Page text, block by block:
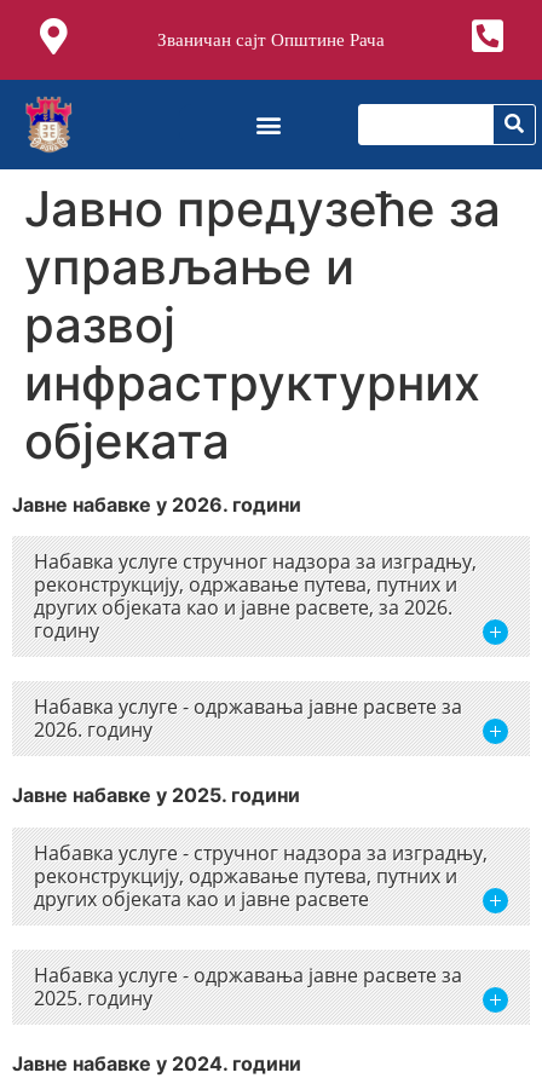
Званичан сајт Општине Рача
Jавно предузеће за
управљање и
развој
инфраструктурних
објеката
Јавне набавке у 2026. години
Набавка услуге стручног надзора за изградњу,
реконструкцију, одржавање путева, путних и
других објеката као и јавне расвете, за 2026.
годину
Набавка услуге - одржавања јавне расвете за
2026. годину
Јавне набавке у 2025. години
Набавка услуге - стручног надзора за изградњу,
реконструкцију, одржавање путева, путних и
других објеката као и јавне расвете
Набавка услуге - одржавања јавне расвете за
2025. годину
Јавне набавке у 2024. години